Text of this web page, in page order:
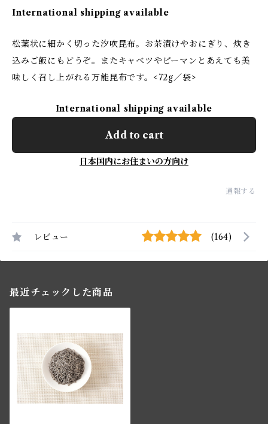
International shipping available
松葉状に細かく切った汐吹昆布。お茶漬けやおにぎり、炊き
込みご飯にもどうぞ。またキャベツやピーマンとあえても美
味しく召し上がれる万能昆布です。<72g／袋>
International shipping available
Add to cart
日本国内にお住まいの方向け
通報する
レビュー (164)
最近チェックした商品